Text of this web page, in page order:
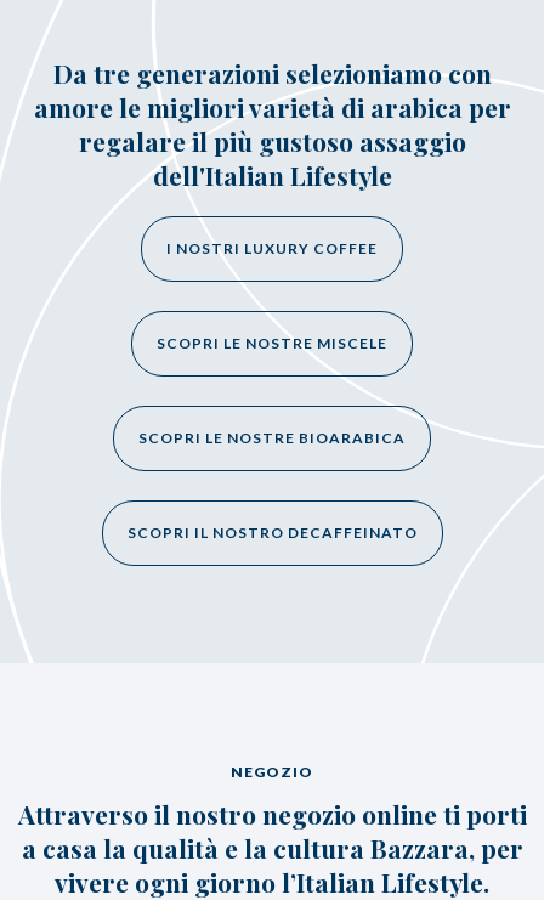
Da tre generazioni selezioniamo con
amore le migliori varietà di arabica per
regalare il più gustoso assaggio
dell'Italian Lifestyle
I NOSTRI LUXURY COFFEE
SCOPRI LE NOSTRE MISCELE
SCOPRI LE NOSTRE BIOARABICA
SCOPRI IL NOSTRO DECAFFEINATO
NEGOZIO
Attraverso il nostro negozio online ti porti
a casa la qualità e la cultura Bazzara, per
vivere ogni giorno l’Italian Lifestyle.